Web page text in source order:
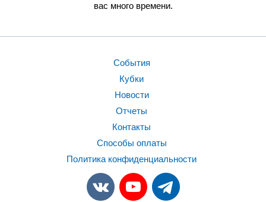
вас много времени.
События
Кубки
Новости
Отчеты
Контакты
Способы оплаты
Политика конфиденциальности